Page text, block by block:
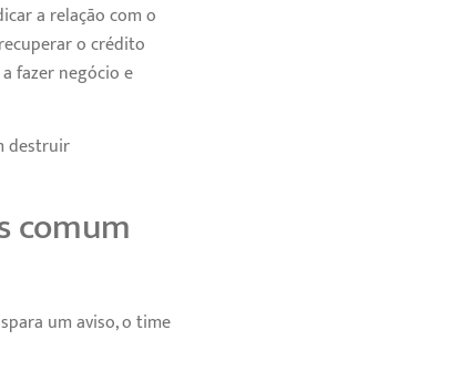
a relação com o
o crédito
fazer negócio e
destruir
comum
um aviso, o time